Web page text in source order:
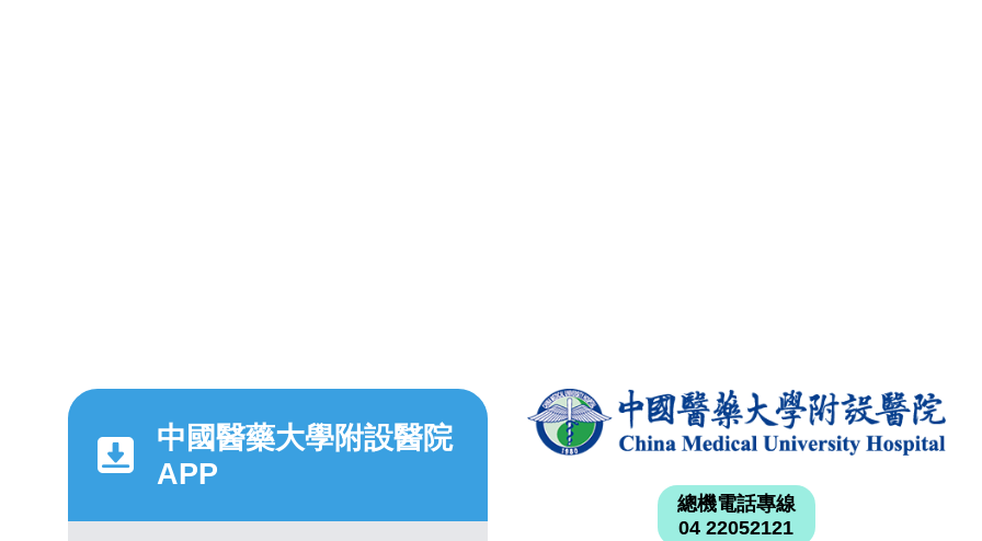
中國醫藥大學附設醫院
APP
總機電話專線
04 22052121